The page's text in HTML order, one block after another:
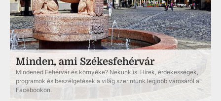
Minden, ami Székesfehérvár
Mindened Fehérvár és környéke? Nekünk is. Hírek, érdekességek,
programok és beszélgetések a világ szerintünk legjobb városáról a
Facebookon.